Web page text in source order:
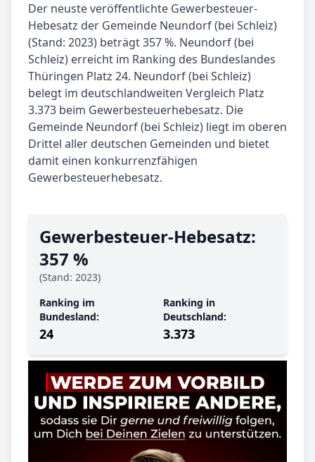
Der neuste veröffentlichte Gewerbesteuer-
Hebesatz der Gemeinde Neundorf (bei Schleiz)
(Stand: 2023) beträgt 357 %. Neundorf (bei
Schleiz) erreicht im Ranking des Bundeslandes
Thüringen Platz 24. Neundorf (bei Schleiz)
belegt im deutschlandweiten Vergleich Platz
3.373 beim Gewerbesteuerhebesatz. Die
Gemeinde Neundorf (bei Schleiz) liegt im oberen
Drittel aller deutschen Gemeinden und bietet
damit einen konkurrenzfähigen
Gewerbesteuerhebesatz.
Gewerbe­steuer-Hebe­satz:
357 %
(Stand: 2023)
Ranking im
Bundesland:
24
Ranking in
Deutschland:
3.373